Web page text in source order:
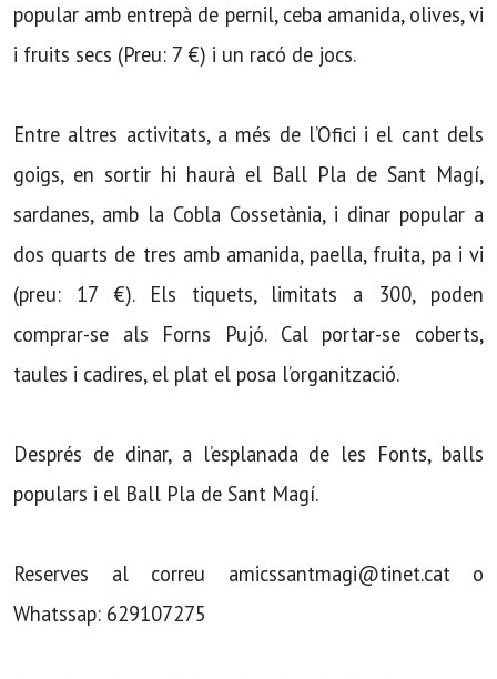
popular amb entrepà de pernil, ceba amanida, olives, vi
i fruits secs (Preu: 7 €) i un racó de jocs.
Entre altres activitats, a més de l’Ofici i el cant dels
goigs, en sortir hi haurà el Ball Pla de Sant Magí,
sardanes, amb la Cobla Cossetània, i dinar popular a
dos quarts de tres amb amanida, paella, fruita, pa i vi
(preu: 17 €). Els tiquets, limitats a 300, poden
comprar-se als Forns Pujó. Cal portar-se coberts,
taules i cadires, el plat el posa l’organització.
Després de dinar, a l’esplanada de les Fonts, balls
populars i el Ball Pla de Sant Magí.
Reserves al correu amicssantmagi@tinet.cat o
Whatssap: 629107275